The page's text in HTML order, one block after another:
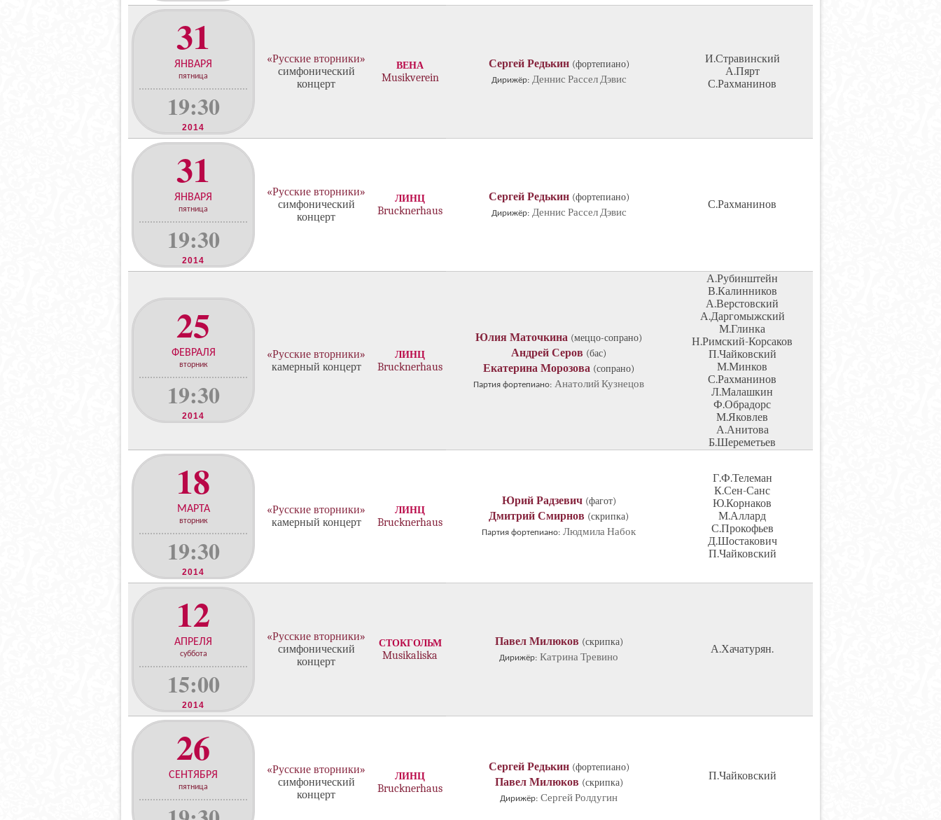
31
ЯНВАРЯ
пятница
19:30
2014
«Русские вторники»
симфонический
концерт
ВЕНА
Musikverein
Сергей Редькин (фортепиано)
Дирижёр: Деннис Рассел Дэвис
И.Стравинский
А.Пярт
С.Рахманинов
31
ЯНВАРЯ
пятница
19:30
2014
«Русские вторники»
симфонический
концерт
ЛИНЦ
Brucknerhaus
Сергей Редькин (фортепиано)
Дирижёр: Деннис Рассел Дэвис
С.Рахманинов
25
ФЕВРАЛЯ
вторник
19:30
2014
«Русские вторники»
камерный концерт
ЛИНЦ
Brucknerhaus
Юлия Маточкина (меццо-сопрано)
Андрей Серов (бас)
Екатерина Морозова (сопрано)
Партия фортепиано: Анатолий Кузнецов
А.Рубинштейн
В.Калинников
А.Верстовский
А.Даргомыжский
М.Глинка
Н.Римский-Корсаков
П.Чайковский
М.Минков
С.Рахманинов
Л.Малашкин
Ф.Обрадорс
М.Яковлев
А.Анитова
Б.Шереметьев
18
МАРТА
вторник
19:30
2014
«Русские вторники»
камерный концерт
ЛИНЦ
Brucknerhaus
Юрий Радзевич (фагот)
Дмитрий Смирнов (скрипка)
Партия фортепиано: Людмила Набок
Г.Ф.Телеман
К.Сен-Санс
Ю.Корнаков
М.Аллард
С.Прокофьев
Д.Шостакович
П.Чайковский
12
АПРЕЛЯ
суббота
15:00
2014
«Русские вторники»
симфонический
концерт
СТОКГОЛЬМ
Musikaliska
Павел Милюков (скрипка)
Дирижёр: Катрина Тревино
А.Хачатурян.
26
СЕНТЯБРЯ
пятница
«Русские вторники»
симфонический
концерт
ЛИНЦ
Brucknerhaus
Сергей Редькин (фортепиано)
Павел Милюков (скрипка)
Дирижёр: Сергей Ролдугин
П.Чайковский